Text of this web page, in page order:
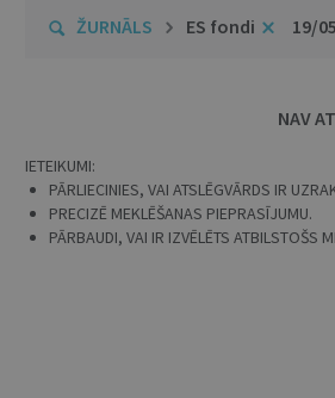
ŽURNĀLS ES fondi 19/
NAV
IETEIKUMI:
PĀRLIECINIES, VAI ATSLĒGVĀRDS IR
PRECIZĒ MEKLĒŠANAS PIEPRASĪJUMU.
PĀRBAUDI, VAI IR IZVĒLĒTS ATBILSTOŠS